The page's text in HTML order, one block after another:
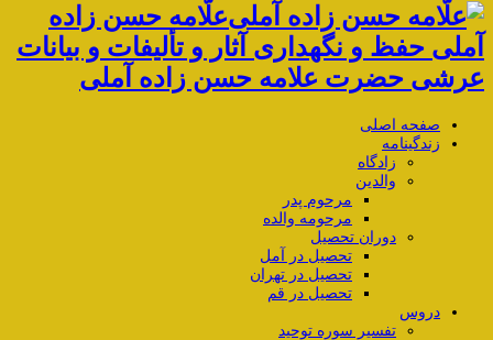
علّامه حسن زاده
آملی حفظ و نگهداری آثار و تألیفات و بیانات
عرشی حضرت علامه حسن زاده آملی
صفحه اصلی
زندگینامه
زادگاه
والدین
مرحوم پدر
مرحومه والده
دوران تحصیل
تحصیل در آمل
تحصیل در تهران
تحصیل در قم
دروس
تفسیر سوره توحید